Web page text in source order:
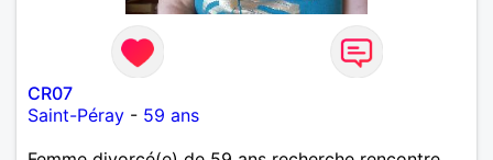
CR07
Saint-Péray - 59 ans